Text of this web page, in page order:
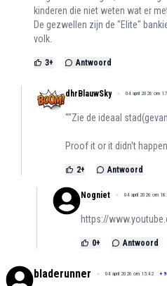
kinderen die niet weten wat er
De gezwellen zijn de "Elite"
volk.
3+ Antwoord
dhrBlauwSky 04 april 2026 om
""Zie de ideaal
Proof it or it didn't
2+ Antwoord
Nogniet 04 april 2026 om
https://
0+ Antwoord
bladerunner 04 april 2026 om 15:42 +